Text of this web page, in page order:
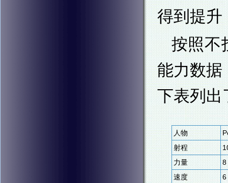
得到提升
按照不
能力数据
下表列出
人物
射程
力量
8
速度
6